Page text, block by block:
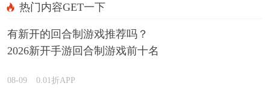
热门内容GET一下
有新开的回合制游戏推荐吗？
2026新开手游回合制游戏前十名
08-09 0.01折APP